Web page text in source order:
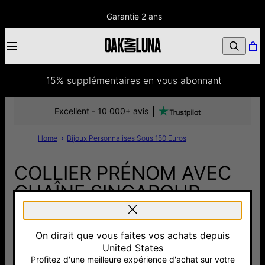
Garantie 2 ans
15% supplémentaires en vous abonnant
Home Bijoux Personnalises Sous 150 Euros
COLLIER PRÉNOM AVEC
CHAÎNE SINGAPOUR
AVEC PIERRES EN
ARGENT
135 €
Excellent - 10 000+ avis
On dirait que vous faites vos achats depuis
United States
Profitez d'une meilleure expérience d'achat sur votre